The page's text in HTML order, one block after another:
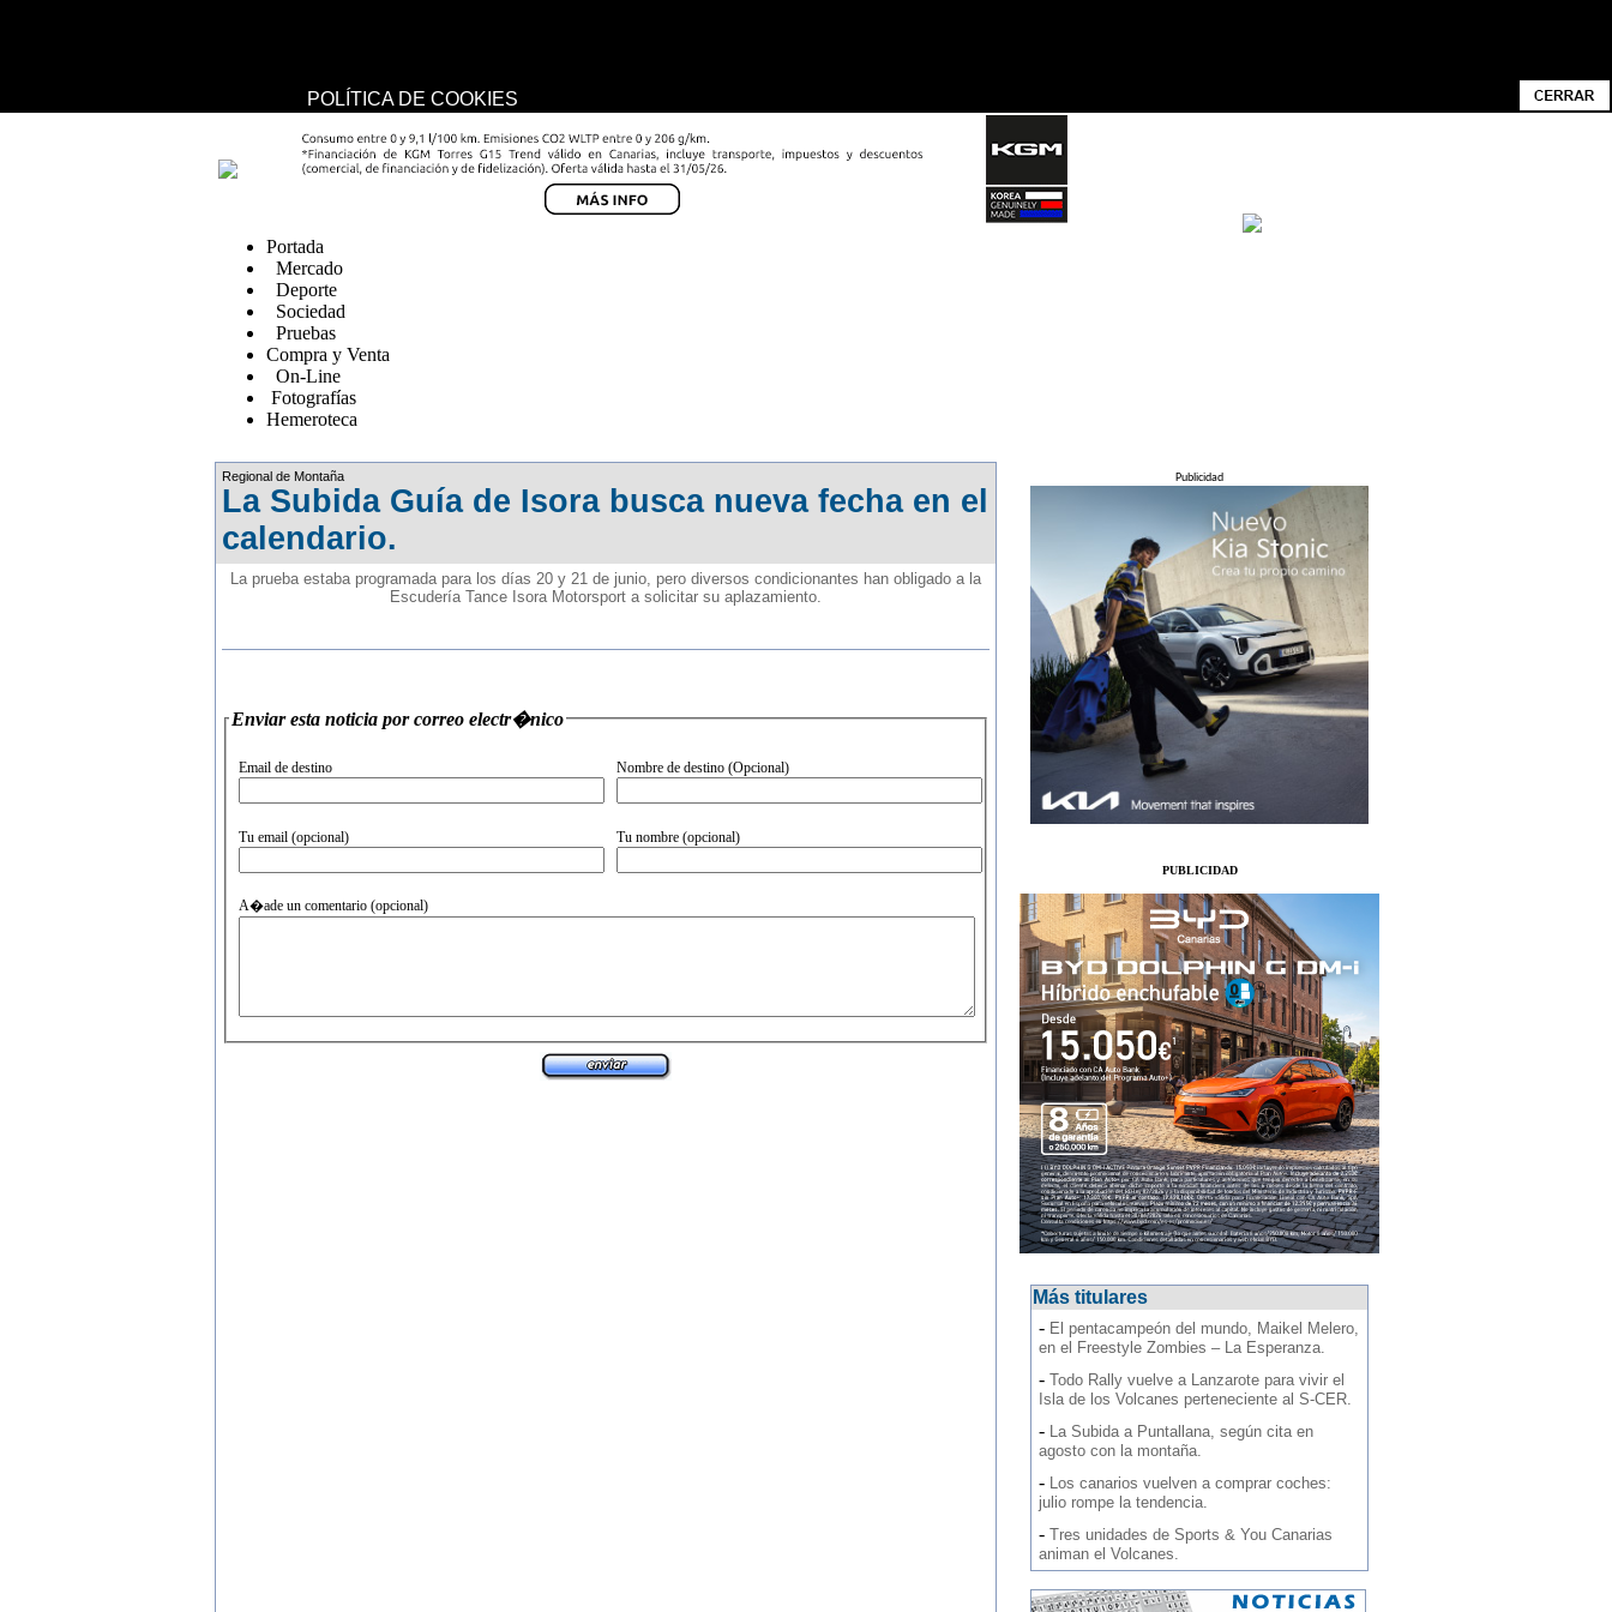
POLÍTICA DE COOKIES
Portada
Mercado
Deporte
Sociedad
Pruebas
Compra y Venta
On-Line
Fotografías
Hemeroteca
Fake Watches
Regional de Montaña
La Subida Guía de Isora busca nueva fecha en el
calendario.
La prueba estaba programada para los días 20 y 21 de junio, pero diversos condicionantes han obligado a la
Escudería Tance Isora Motorsport a solicitar su aplazamiento.
Enviar esta noticia por correo electr�nico
Email de destino Nombre de destino (Opcional)
Tu email (opcional) Tu nombre (opcional)
A�ade un comentario (opcional)
Publicidad
PUBLICIDAD
Más titulares
- El pentacampeón del mundo, Maikel Melero,
en el Freestyle Zombies – La Esperanza.
- Todo Rally vuelve a Lanzarote para vivir el
Isla de los Volcanes perteneciente al S-CER.
- La Subida a Puntallana, según cita en
agosto con la montaña.
- Los canarios vuelven a comprar coches:
julio rompe la tendencia.
- Tres unidades de Sports & You Canarias
animan el Volcanes.